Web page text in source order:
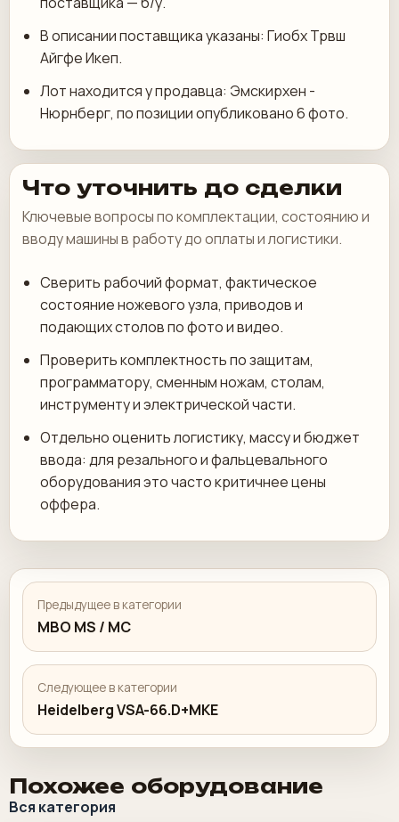
В описании поставщика указаны: Гиобх Трвш
Айгфе Икеп.
Лот находится у продавца: Эмскирхен -
Нюрнберг, по позиции опубликовано 6 фото.
Что уточнить до сделки
Ключевые вопросы по комплектации, состоянию и
вводу машины в работу до оплаты и логистики.
Сверить рабочий формат, фактическое
состояние ножевого узла, приводов и
подающих столов по фото и видео.
Проверить комплектность по защитам,
программатору, сменным ножам, столам,
инструменту и электрической части.
Отдельно оценить логистику, массу и бюджет
ввода: для резального и фальцевального
оборудования это часто критичнее цены
оффера.
Предыдущее в категории
MBO MS / MC
Следующее в категории
Heidelberg VSA-66.D+MKE
Похожее оборудование
Вся категория